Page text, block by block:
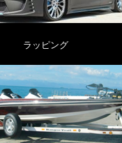
ラッピング